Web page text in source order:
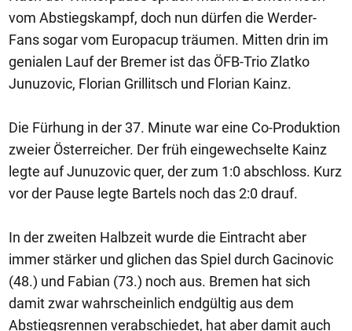
vom Abstiegskampf, doch nun dürfen die Werder-
Fans sogar vom Europacup träumen. Mitten drin im
genialen Lauf der Bremer ist das ÖFB-Trio Zlatko
Junuzovic, Florian Grillitsch und Florian Kainz.
Die Fürhung in der 37. Minute war eine Co-Produktion
zweier Österreicher. Der früh eingewechselte Kainz
legte auf Junuzovic quer, der zum 1:0 abschloss. Kurz
vor der Pause legte Bartels noch das 2:0 drauf.
In der zweiten Halbzeit wurde die Eintracht aber
immer stärker und glichen das Spiel durch Gacinovic
(48.) und Fabian (73.) noch aus. Bremen hat sich
damit zwar wahrscheinlich endgültig aus dem
Abstiegsrennen verabschiedet, hat aber damit auch